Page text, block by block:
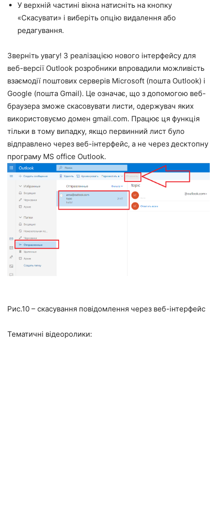
У верхній частині вікна натисніть на кнопку
«Скасувати» і виберіть опцію видалення або
редагування.
Зверніть увагу! З реалізацією нового інтерфейсу для
веб-версії Outlook розробники впровадили можливість
взаємодії поштових серверів Microsoft (пошта Outlook) і
Google (пошта Gmail). Це означає, що з допомогою веб-
браузера зможе скасовувати листи, одержувач яких
використовуємо домен gmail.com. Працює ця функція
тільки в тому випадку, якщо первинний лист було
відправлено через веб-інтерфейс, а не через десктопну
програму MS office Outlook.
Рис.10 – скасування повідомлення через веб-інтерфейс
Тематичні відеоролики: